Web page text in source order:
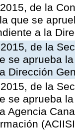
de la
que se
a la
de la
se aprueba
Dirección
de la
se aprueba
Agencia